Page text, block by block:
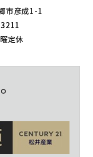
市彦成1-1
定休